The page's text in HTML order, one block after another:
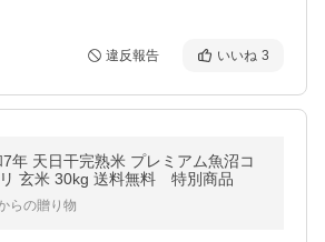
違反報告 いいね 3
年 天日干完熟米 プレミアム魚沼コ
玄米 30kg 送料無料 特別商品
らの贈り物